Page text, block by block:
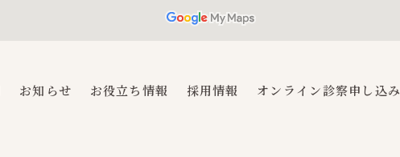
お知らせ お役立ち情報 採用情報 オンライン診察申し込み